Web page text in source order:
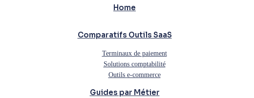
Home
Comparatifs Outils SaaS
Terminaux de paiement
Solutions comptabilité
Outils e-commerce
Guides par Métier